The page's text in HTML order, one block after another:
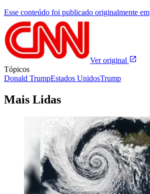
Esse conteúdo foi publicado originalmente em
Ver original
Tópicos
Donald TrumpEstados UnidosTrump
Mais Lidas